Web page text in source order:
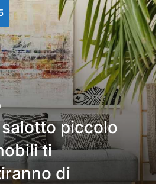
piccolo
ti
di